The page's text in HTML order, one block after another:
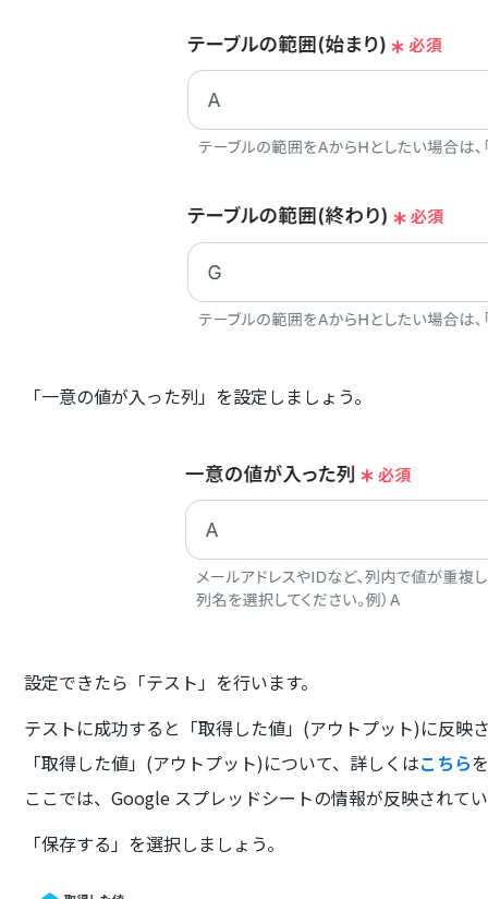
「一意の値が入った列」を設定しましょう。
設定できたら「テスト」を行います。
テストに成功すると「取得した値」(アウトプット)に反映
「取得した値」(アウトプット)について、詳しくはこちら
ここでは、Google スプレッドシートの情報が反映されて
「保存する」を選択しましょう。